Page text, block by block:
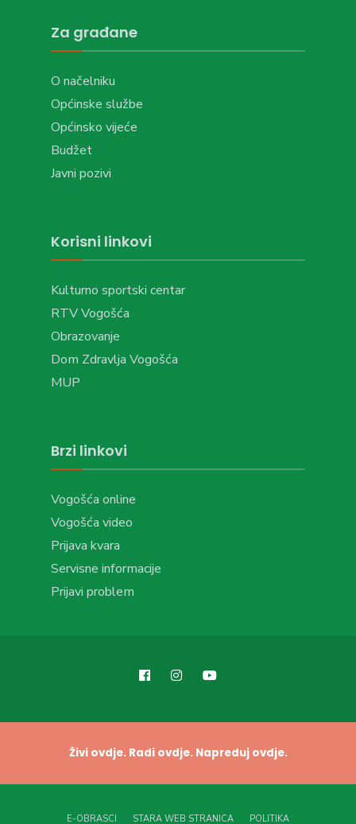
Za građane
O načelniku
Općinske službe
Općinsko vijeće
Budžet
Javni pozivi
Korisni linkovi
Kulturno sportski centar
RTV Vogošća
Obrazovanje
Dom Zdravlja Vogošća
MUP
Brzi linkovi
Vogošća online
Vogošća video
Prijava kvara
Servisne informacije
Prijavi problem
Živi ovdje. Radi ovdje. Napreduj ovdje.
E-OBRASCI STARA WEB STRANICA POLITIKA